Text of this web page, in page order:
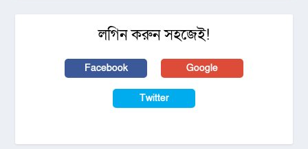
লগিন করুন সহজেই!
Facebook Google
Twitter